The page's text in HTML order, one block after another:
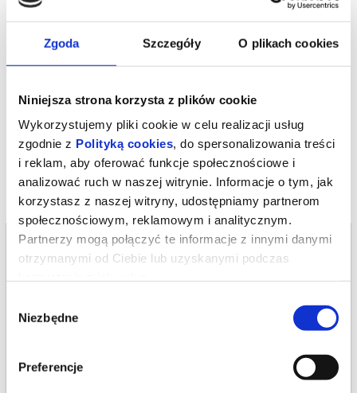
Zgoda Szczegóły O plikach cookies
Niniejsza strona korzysta z plików cookie
Wykorzystujemy pliki cookie w celu realizacji usług
zgodnie z Polityką cookies, do spersonalizowania treści
i reklam, aby oferować funkcje społecznościowe i
analizować ruch w naszej witrynie. Informacje o tym, jak
korzystasz z naszej witryny, udostępniamy partnerom
społecznościowym, reklamowym i analitycznym.
Partnerzy mogą połączyć te informacje z innymi danymi
otrzymanymi od Ciebie lub uzyskanymi podczas
zgody
Niezbędne
Preferencje
Niezwykle zabawna a równocześnie poruszająca historia
spotkania trzech kobiet o trzech różnych światopoglądach,
podejściach do życia, seksu, rodziny, wychowywania dzieci. Z tej
konfrontacji każda z nich wyjdzie odmieniona, a samo spotkanie
oczywisty niemożliwa.
wydarzenia, gwarantujemy automatyczny zwrot środków
podczas zakupu.
Bilety na termin:
06.10.2026 , g. 19:00 (wtorek)
06.10.2026 , g. 19:00